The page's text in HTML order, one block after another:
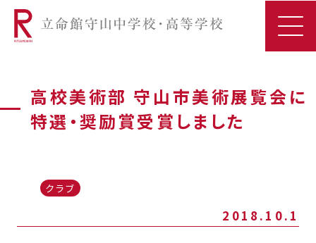
高校美術部 守山市美術展覧会に
特選・奨励賞受賞しました
クラブ
2018.10.1